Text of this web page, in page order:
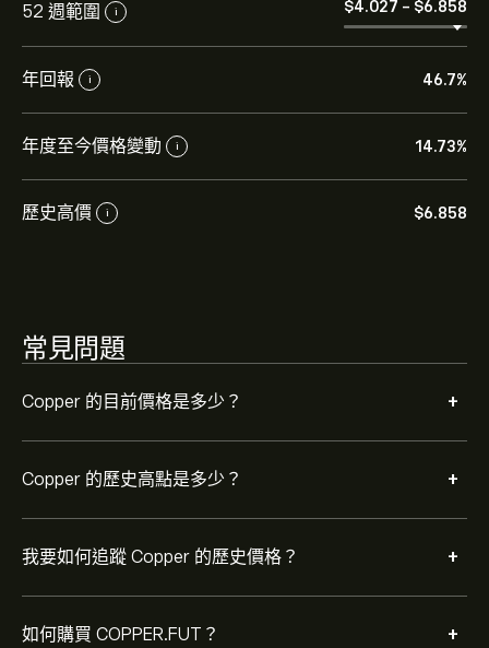
52 週範圍 i ‎$‎4.027 - ‎$‎6.858
年回報 i 46.7%
年度至今價格變動 i 14.73%
歷史高價 i ‎$‎6.858
常見問題
Copper 的目前價格是多少？ +
Copper 的歷史高點是多少？ +
Copper 的歷史高點是 ‎$‎6.858 美元
我要如何追蹤 Copper 的歷史價格？ +
選取 eToro 圖表上的「1D」或「1W」時間範圍，並縮小
以檢視Copper 的歷史價格變動。Copper 的價格在過去一
年內介於 ‎$‎2.12 之間。
如何購買 COPPER.FUT？ +
金後，請按一下 [交易] 按鈕並決定要購買多少 Copper。